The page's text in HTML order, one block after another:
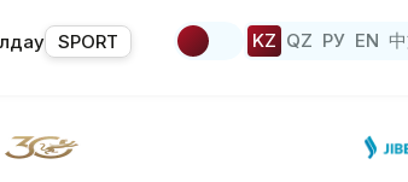
SPORT KZ QZ РУ EN